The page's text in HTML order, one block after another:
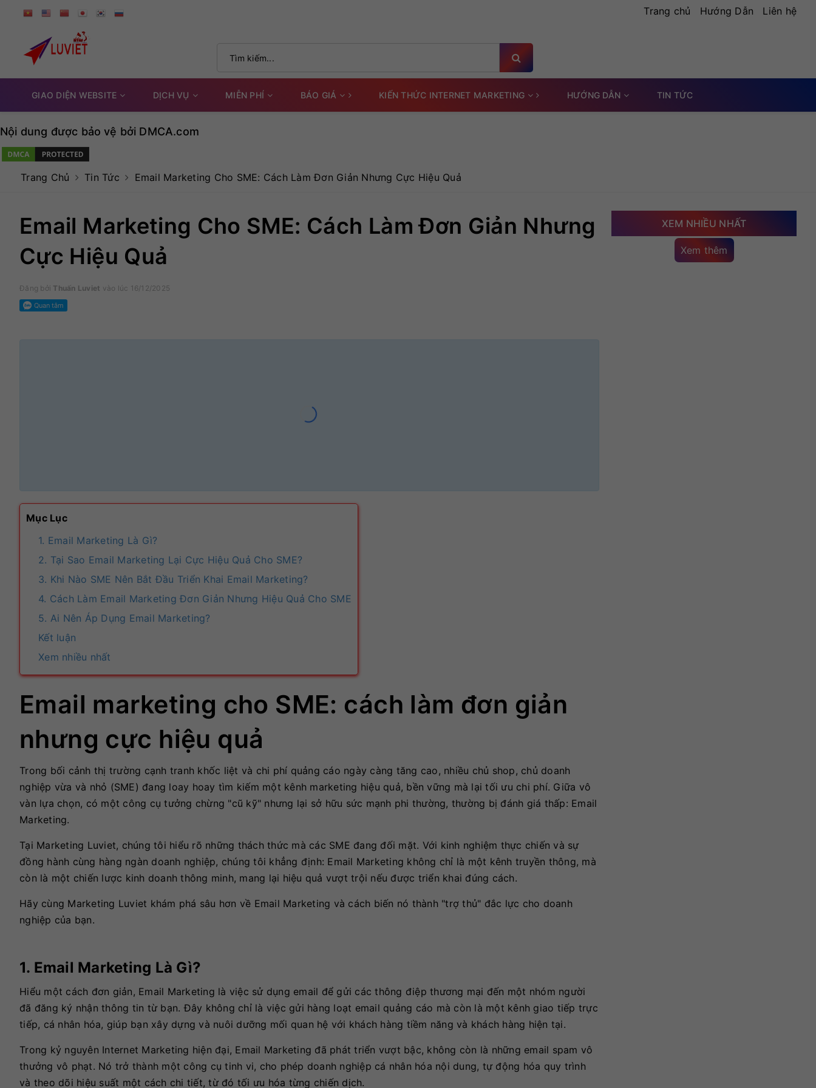
Trang chủ Hướng Dẫn Liên hệ
GIAO DIỆN WEBSITE DỊCH VỤ MIỄN PHÍ BÁO GIÁ KIẾN THỨC INTERNET MARKETING HƯỚNG DẪN TIN TỨC
Nội dung được bảo vệ bởi DMCA.com
Trang Chủ Tin Tức Email Marketing Cho SME: Cách Làm Đơn Giản Nhưng Cực Hiệu Quả
Email Marketing Cho SME: Cách Làm Đơn Giản Nhưng
Cực Hiệu Quả
Đăng bởi Thuấn Luviet vào lúc 16/12/2025
Mục Lục
1. Email Marketing Là Gì?
2. Tại Sao Email Marketing Lại Cực Hiệu Quả Cho SME?
3. Khi Nào SME Nên Bắt Đầu Triển Khai Email Marketing?
4. Cách Làm Email Marketing Đơn Giản Nhưng Hiệu Quả Cho SME
5. Ai Nên Áp Dụng Email Marketing?
Kết luận
Xem nhiều nhất
Email marketing cho SME: cách làm đơn giản
nhưng cực hiệu quả
Trong bối cảnh thị trường cạnh tranh khốc liệt và chi phí quảng cáo ngày càng tăng cao, nhiều chủ shop, chủ doanh
nghiệp vừa và nhỏ (SME) đang loay hoay tìm kiếm một kênh marketing hiệu quả, bền vững mà lại tối ưu chi phí. Giữa vô
vàn lựa chọn, có một công cụ tưởng chừng "cũ kỹ" nhưng lại sở hữu sức mạnh phi thường, thường bị đánh giá thấp: Email
Marketing.
Tại Marketing Luviet, chúng tôi hiểu rõ những thách thức mà các SME đang đối mặt. Với kinh nghiệm thực chiến và sự
đồng hành cùng hàng ngàn doanh nghiệp, chúng tôi khẳng định: Email Marketing không chỉ là một kênh truyền thông, mà
còn là một chiến lược kinh doanh thông minh, mang lại hiệu quả vượt trội nếu được triển khai đúng cách.
Hãy cùng Marketing Luviet khám phá sâu hơn về Email Marketing và cách biến nó thành "trợ thủ" đắc lực cho doanh
nghiệp của bạn.
1. Email Marketing Là Gì?
Hiểu một cách đơn giản, Email Marketing là việc sử dụng email để gửi các thông điệp thương mại đến một nhóm người
đã đăng ký nhận thông tin từ bạn. Đây không chỉ là việc gửi hàng loạt email quảng cáo mà còn là một kênh giao tiếp trực
tiếp, cá nhân hóa, giúp bạn xây dựng và nuôi dưỡng mối quan hệ với khách hàng tiềm năng và khách hàng hiện tại.
Trong kỷ nguyên Internet Marketing hiện đại, Email Marketing đã phát triển vượt bậc, không còn là những email spam vô
thưởng vô phạt. Nó trở thành một công cụ tinh vi, cho phép doanh nghiệp cá nhân hóa nội dung, tự động hóa quy trình
và theo dõi hiệu suất một cách chi tiết, từ đó tối ưu hóa từng chiến dịch.
XEM NHIỀU NHẤT
Xem thêm